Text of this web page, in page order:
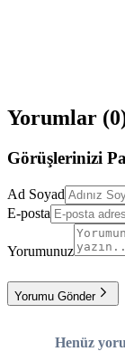
Yorumlar (0
Görüşlerinizi
Ad Soyad
E-posta
Yorumunuz
Yorumu Gönder
Henüz